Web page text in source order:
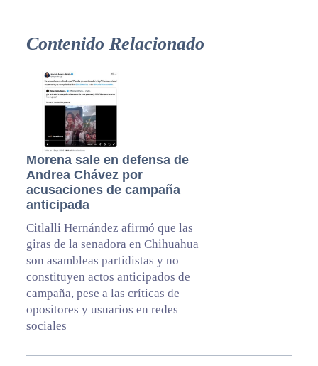
Contenido Relacionado
Morena sale en defensa de
Andrea Chávez por
acusaciones de campaña
anticipada
Citlalli Hernández afirmó que las
giras de la senadora en Chihuahua
son asambleas partidistas y no
constituyen actos anticipados de
campaña, pese a las críticas de
opositores y usuarios en redes
sociales